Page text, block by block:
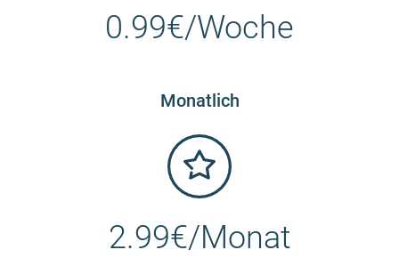
0.99€/Woche
Monatlich
2.99€/Monat